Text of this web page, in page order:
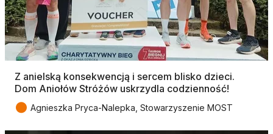
Z anielską konsekwencją i sercem blisko dzieci.
Dom Aniołów Stróżów uskrzydla codzienność!
● Agnieszka Pryca-Nalepka, Stowarzyszenie MOST